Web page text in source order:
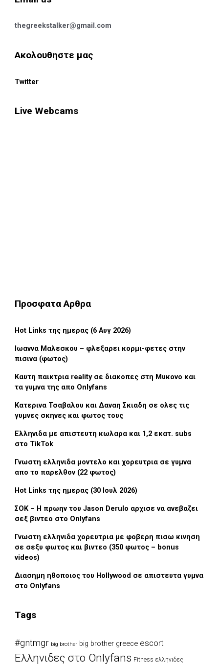
thegreekstalker@gmail.com
Ακολουθηστε μας
Twitter
Live Webcams
Προσφατα Αρθρα
Hot Links της ημερας (6 Αυγ 2026)
Ιωαννα Μαλεσκου – φλεξαρει κορμι-φετες στην
πισινα (φωτος)
Καυτη παικτρια reality σε διακοπες στη Μυκονο και
τα γυμνα της απο Onlyfans
Κατερινα Τσαβαλου και Δαναη Σκιαδη σε ολες τις
γυμνες σκηνες και φωτος τους
Ελληνιδα με απιστευτη κωλαρα και 1,2 εκατ. subs
στο TikTok
Γνωστη ελληνιδα μοντελο και χορευτρια σε γυμνα
απο το παρελθον (22 φωτος)
Hot Links της ημερας (30 Ιουλ 2026)
ΣΟΚ – Η πρωην του Jason Derulo αρχισε να ανεβαζει
σεξ βιντεο στο Onlyfans
Γνωστη ελληνιδα χορευτρια με φοβερη πισω κινηση
σε σεξυ φωτος και βιντεο (350 φωτος – bonus
videos)
Διασημη ηθοποιος του Hollywood σε απιστευτα γυμνα
στο Onlyfans
Tags
#gntmgr big brother big brother greece escort
Eλληνιδες στο Onlyfans Fitness ελληνιδες